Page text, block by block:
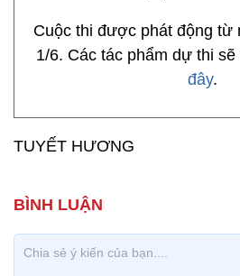
Cuộc thi được phát động từ
1/6. Các tác phẩm dự thi
đây.
TUYẾT HƯƠNG